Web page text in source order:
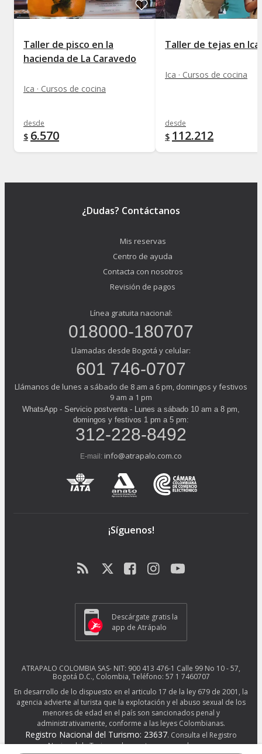
Taller de pisco en la
hacienda de La Caravedo
Ica · Cursos de cocina
desde
$ 6.570
Taller de tejas en Ica
Ica · Cursos de cocina
desde
$ 112.212
¿Dudas? Contáctanos
Mis reservas
Centro de ayuda
Contacta con nosotros
Revisión de pagos
Línea gratuita nacional:
018000-180707
Llamadas desde Bogotá y celular:
601 746-0707
Llámanos de lunes a sábado de 8 am a 6 pm, domingos y festivos
9 am a 1 pm
WhatsApp - Servicio postventa - Lunes a sábado 10 am a 8 pm,
domingos y festivos 1 pm a 5 pm:
312-228-8492
E-mail: info@atrapalo.com.co
¡Síguenos!
Descárgate gratis la
app de Atrápalo
ATRAPALO COLOMBIA SAS- NIT: 900 413 476-1 Calle 99 No 10 - 57,
Bogotá D.C., Colombia, Teléfono: 57 1 7460707
En desarrollo de lo dispuesto en el articulo 17 de la ley 679 de 2001, la
agencia advierte al turista que la explotación y el abuso sexual de los
menores de edad en el país son sancionados penal y
administrativamente, conforme a las leyes Colombianas.
Registro Nacional del Turismo: 23637. Consulta el Registro
Nacional de Turismo de nuestros proveedores en